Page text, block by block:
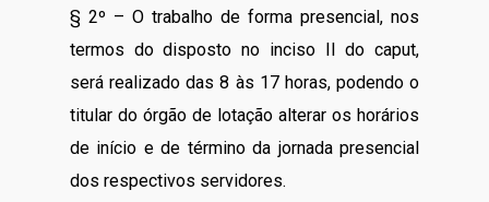
§ 2º – O trabalho de forma presencial, nos
termos do disposto no inciso II do caput,
será realizado das 8 às 17 horas, podendo o
titular do órgão de lotação alterar os horários
de início e de término da jornada presencial
dos respectivos servidores.